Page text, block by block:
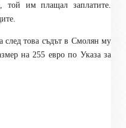
той им плащал заплатите.
след това съдът в Смолян му
на 255 евро по Указа за